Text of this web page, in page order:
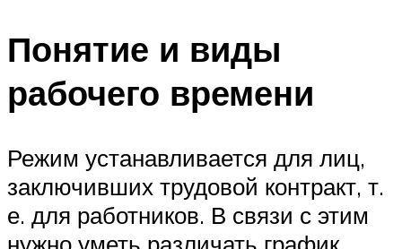
Понятие и виды
рабочего времени
Режим устанавливается для лиц,
заключивших трудовой контракт, т.
е. для работников. В связи с этим